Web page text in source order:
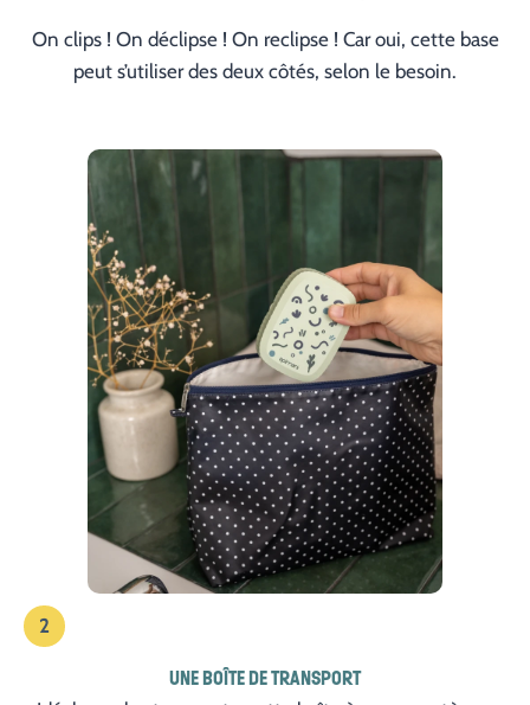
On clips ! On déclipse ! On reclipse ! Car oui, cette base
peut s’utiliser des deux côtés, selon le besoin.
2
UNE BOÎTE DE TRANSPORT